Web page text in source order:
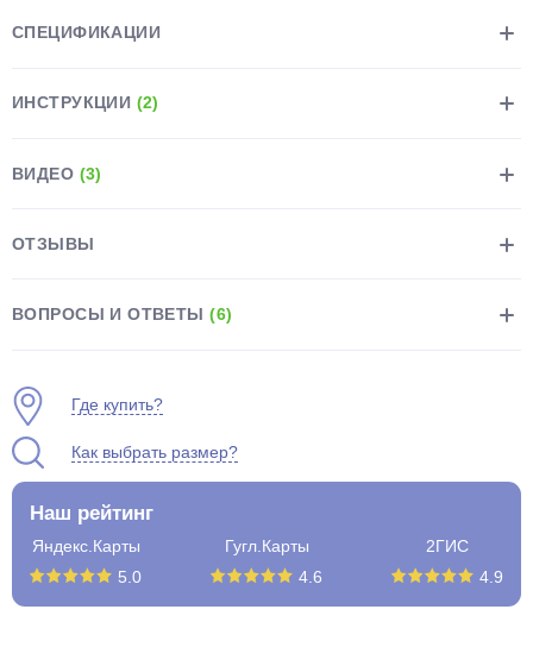
СПЕЦИФИКАЦИИ
ИНСТРУКЦИИ (2)
ВИДЕО (3)
ОТЗЫВЫ
ВОПРОСЫ И ОТВЕТЫ(6)
Где купить?
Как выбрать размер?
Наш рейтинг
Яндекс.Карты
5.0
Гугл.Карты
4.6
2ГИС
4.9